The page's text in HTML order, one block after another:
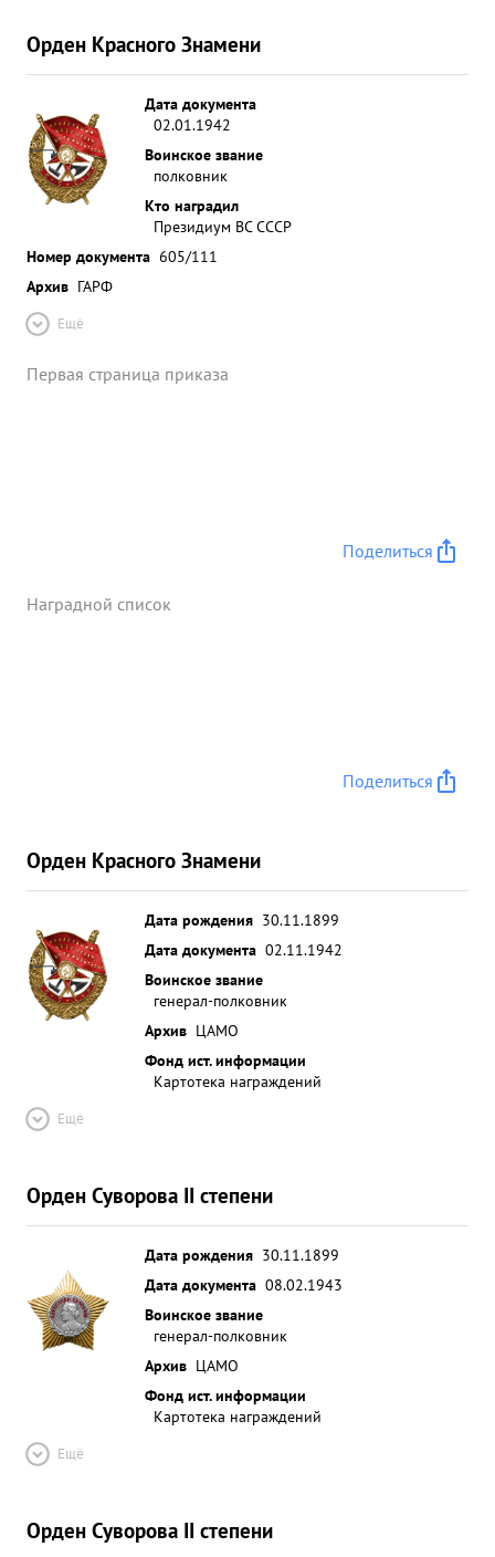
Орден Красного Знамени
Дата документа
02.01.1942
Воинское звание
полковник
Кто наградил
Президиум ВС СССР
Номер документа 605/111
Архив ГАРФ
Ещё
Первая страница приказа
Поделиться
Наградной список
Поделиться
Орден Красного Знамени
Дата рождения 30.11.1899
Дата документа 02.11.1942
Воинское звание
генерал-полковник
Архив ЦАМО
Фонд ист. информации
Картотека награждений
Ещё
Орден Суворова II степени
Дата рождения 30.11.1899
Дата документа 08.02.1943
Воинское звание
генерал-полковник
Архив ЦАМО
Фонд ист. информации
Картотека награждений
Ещё
Орден Суворова II степени